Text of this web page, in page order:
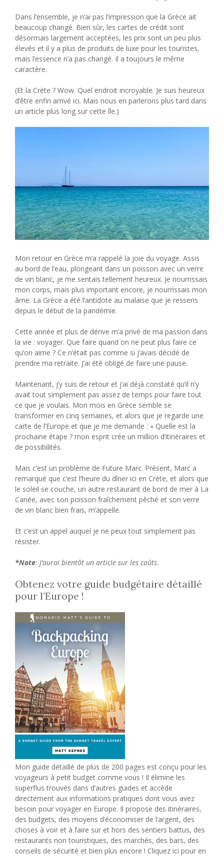
Dans l’ensemble, je n’ai pas l’impression que la Grèce ait
beaucoup changé. Bien sûr, les cartes de crédit sont
désormais largement acceptées, les prix sont un peu plus
élevés et il y a plus de produits de luxe pour les touristes,
mais l’essence n’a pas changé. Il a toujours le même
caractère.
(Et la Crète ? Wow. Quel endroit incroyable. Je suis heureux
d’être enfin arrivé ici. Mais nous en parlerons plus tard dans
un article plus long sur cette île.)
Mon retour en Grèce m’a rappelé la joie du voyage. Assis
au bord de l’eau, plongeant dans un poisson avec un verre
de vin blanc, je me sentais tellement heureux. Je nourrissais
mon corps, mais plus important encore, je nourrissais mon
âme. La Grèce a été l’antidote au malaise que je ressens
depuis le début de la pandémie.
Cette année et plus de dérive m’a privé de ma passion dans
la vie : voyager. Que faire quand on ne peut plus faire ce
qu’on aime ? Ce n’était pas comme si j’avais décidé de
prendre ma retraite. J’ai été obligé de faire une pause.
Maintenant, j’y suis de retour et j’ai déjà constaté qu’il n’y
avait tout simplement pas assez de temps pour faire tout
ce que je voulais. Mon mois en Grèce semble se
transformer en cinq semaines, et alors que je regarde une
carte de l’Europe et que je me demande : « Quelle est la
prochaine étape ? mon esprit crée un million d’itinéraires et
de possibilités.
Mais c’est un problème de Future Marc. Présent, Marc a
remarqué que c’est l’heure du dîner ici en Crète, et alors que
le soleil se couche, un autre restaurant de bord de mer à La
Canée, avec son poisson fraîchement pêché et son verre
de vin blanc bien frais, m’appelle.
Et c’est un appel auquel je ne peux tout simplement pas
résister.
*Note: J’aurai bientôt un article sur les coûts.
Obtenez votre guide budgétaire détaillé
pour l’Europe !
Mon guide détaillé de plus de 200 pages est conçu pour les
voyageurs à petit budget comme vous ! Il élimine les
superflus trouvés dans d’autres guides et accède
directement aux informations pratiques dont vous avez
besoin pour voyager en Europe. Il propose des itinéraires,
des budgets, des moyens d’économiser de l’argent, des
choses à voir et à faire sur et hors des sentiers battus, des
restaurants non touristiques, des marchés, des bars, des
conseils de sécurité et bien plus encore ! Cliquez ici pour en